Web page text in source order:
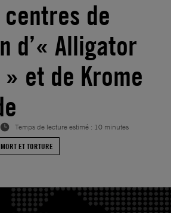
de
d’« Alligator
et de Krome
Temps de lecture estimé : 10 minutes
ET TORTURE